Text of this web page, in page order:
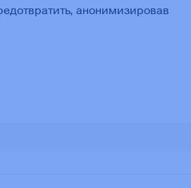
анонимизировав